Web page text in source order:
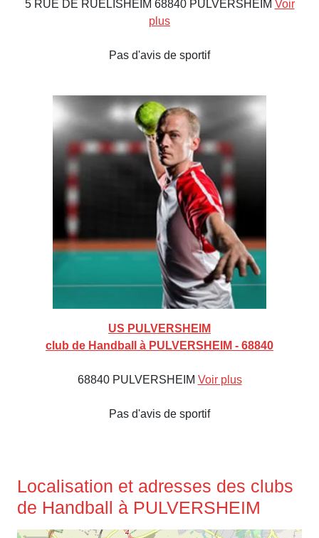
5 RUE DE RUELISHEIM 68840 PULVERSHEIM Voir
plus
Pas d'avis de sportif
US PULVERSHEIM
club de Handball à PULVERSHEIM - 68840
68840 PULVERSHEIM Voir plus
Pas d'avis de sportif
Localisation et adresses des clubs
de Handball à PULVERSHEIM